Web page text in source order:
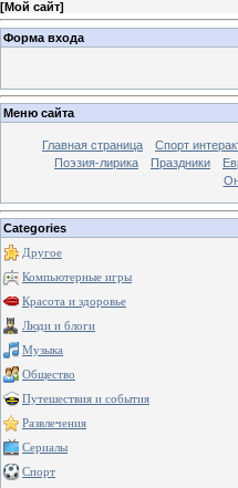
[Мой сайт]
Форма входа
Меню сайта
Главная страница Спорт
Поэзия-лирика
Праздники
Categories
Другое
Компьютерные игры
Красота и здоровье
Люди и блоги
Музыка
Общество
Путешествия и события
Развлечения
Сериалы
Спорт